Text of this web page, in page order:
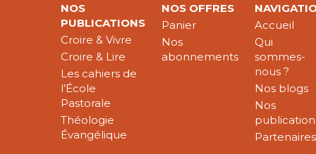
NOS
PUBLICATIONS
Croire & Vivre
Croire & Lire
Les cahiers de
l’École
Pastorale
Théologie
Évangélique
NOS OFFRES
Panier
Nos
abonnements
Accueil
Qui
sommes-
nous ?
Nos blogs
Nos
Partenaires